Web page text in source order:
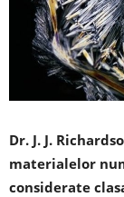
Dr. J. J.
materialelor
considerate